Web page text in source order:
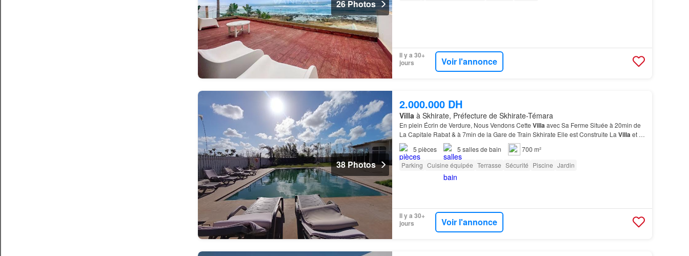
26 Photos
Il y a 30+
jours
Voir l'annonce
38 Photos
2.000.000 DH
Villa à Skhirate, Préfecture de Skhirate-Témara
En plein Écrin de Verdure, Nous Vendons Cette Villaavec Sa Ferme Située à 20min de
La Capitale Rabat & à 7min de la Gare de Train Skhirate Elle est Construite La Villaet la
Ferme sont titrées Honoraires agence:3%…
5 pièces 5 salles de bain
700 m²
Parking Cuisine équipée Terrasse Sécurité Piscine Jardin
Il y a 30+
jours
Voir l'annonce